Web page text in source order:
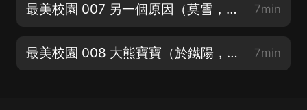
最美校園 007 另一個原因（莫雪，冉靜，張小喬：墨語無聞） 7min
最美校園 008 大熊寶寶（於鐵陽，后期：CV-溫言） 7min